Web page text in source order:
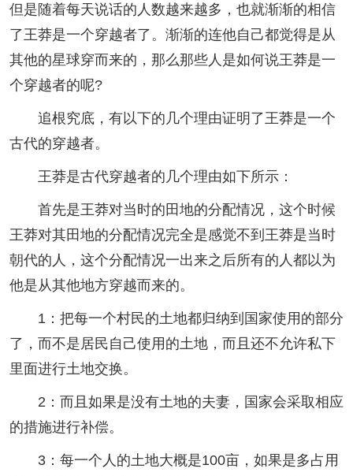
但是随着每天说话的人数越来越多，也就渐渐的相信
了王莽是一个穿越者了。渐渐的连他自己都觉得是从
其他的星球穿而来的，那么那些人是如何说王莽是一
个穿越者的呢?
追根究底，有以下的几个理由证明了王莽是一个
古代的穿越者。
王莽是古代穿越者的几个理由如下所示：
首先是王莽对当时的田地的分配情况，这个时候
王莽对其田地的分配情况完全是感觉不到王莽是当时
朝代的人，这个分配情况一出来之后所有的人都以为
他是从其他地方穿越而来的。
1：把每一个村民的土地都归纳到国家使用的部分
了，而不是居民自己使用的土地，而且还不允许私下
里面进行土地交换。
2：而且如果是没有土地的夫妻，国家会采取相应
的措施进行补偿。
3：每一个人的土地大概是100亩，如果是多占用